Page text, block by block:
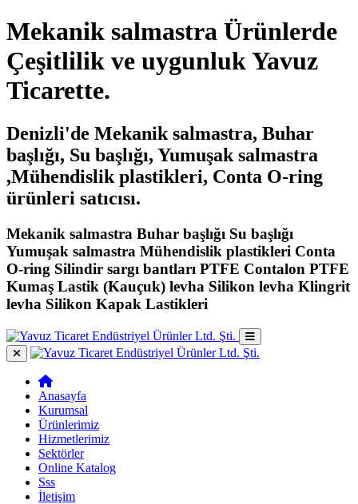
Mekanik salmastra Ürünlerde
Çeşitlilik ve uygunluk Yavuz
Ticarette.
Denizli'de Mekanik salmastra, Buhar
başlığı, Su başlığı, Yumuşak salmastra
,Mühendislik plastikleri, Conta O-ring
ürünleri satıcısı.
Mekanik salmastra Buhar başlığı Su başlığı
Yumuşak salmastra Mühendislik plastikleri Conta
O-ring Silindir sargı bantları PTFE Contalon PTFE
Kumaş Lastik (Kauçuk) levha Silikon levha Klingrit
levha Silikon Kapak Lastikleri
Anasayfa
Kurumsal
Ürünlerimiz
Hizmetlerimiz
Sektörler
Online Katalog
Sss
İletişim